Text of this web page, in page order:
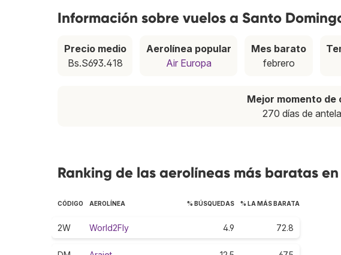
Información sobre vuelos a Santo
Precio medio
Bs.S693.418
Aerolínea popular
Air Europa
Mes barato
febrero
Mejor momento de
270 días de
Ranking de las aerolíneas más baratas
CÓDIGO AEROLÍNEA % BÚSQUEDAS % LA MÁS BARATA
2W World2Fly 4.9 72.8